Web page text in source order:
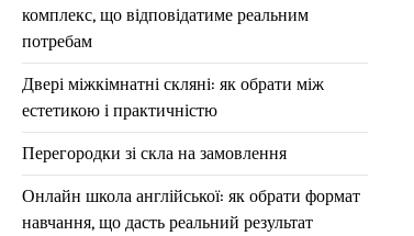
комплекс, що відповідатиме реальним
потребам
Двері міжкімнатні скляні: як обрати між
естетикою і практичністю
Перегородки зі скла на замовлення
Онлайн школа англійської: як обрати формат
навчання, що дасть реальний результат